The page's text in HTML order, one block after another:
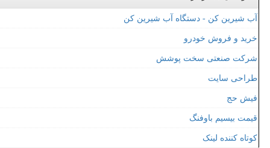
آب شیرین کن - دستگاه آب شیرین کن
خرید و فروش خودرو
شرکت صنعتی سخت پوشش
طراحی سایت
فیش حج
قیمت بیسیم باوفنگ
کوتاه کننده لینک